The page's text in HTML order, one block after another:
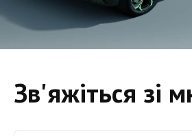
Зв'яжіться зі